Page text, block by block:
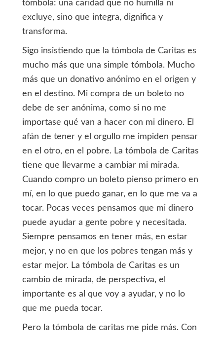
tómbola: una caridad que no humilla ni
excluye, sino que integra, dignifica y
transforma.
Sigo insistiendo que la tómbola de Caritas es
mucho más que una simple tómbola. Mucho
más que un donativo anónimo en el origen y
en el destino. Mi compra de un boleto no
debe de ser anónima, como si no me
importase qué van a hacer con mi dinero. El
afán de tener y el orgullo me impiden pensar
en el otro, en el pobre. La tómbola de Caritas
tiene que llevarme a cambiar mi mirada.
Cuando compro un boleto pienso primero en
mí, en lo que puedo ganar, en lo que me va a
tocar. Pocas veces pensamos que mi dinero
puede ayudar a gente pobre y necesitada.
Siempre pensamos en tener más, en estar
mejor, y no en que los pobres tengan más y
estar mejor. La tómbola de Caritas es un
cambio de mirada, de perspectiva, el
importante es al que voy a ayudar, y no lo
que me pueda tocar.
Pero la tómbola de caritas me pide más. Con